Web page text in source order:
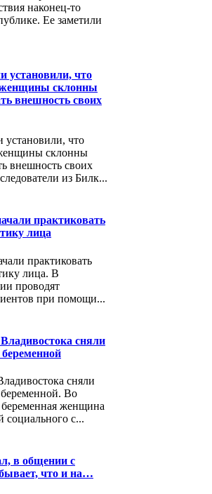
наконец-то
Ее заметили
установили, что
склонны
внешность своих
установили, что
склонны
внешность своих
из Билк...
практиковать
лица
практиковать
лица. В
проводят
при помощи...
сняли
беременной
сняли
Во
женщина
социального с...
в общении с
что и на…